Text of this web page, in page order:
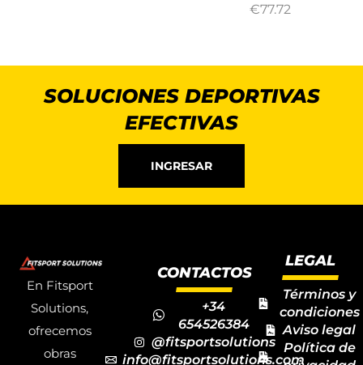
€77.72
SOLUCIONES DEPORTIVAS
EFECTIVAS
INGRESAR
En Fitsport
Solutions,
ofrecemos
obras
CONTACTOS
+34
654526384
@fitsportsolutions
info@fitsportsolutions.com
LEGAL
Términos y
condiciones
Aviso legal
Política de